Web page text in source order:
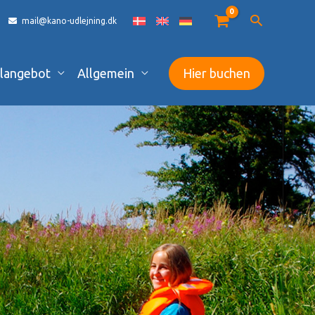
mail@kano-udlejning.dk
Allgemein Hier buchen